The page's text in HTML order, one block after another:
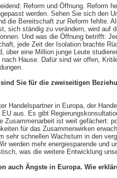
Reform und Öffnung. Reform
werden. Sehen Sie sich den
die Bereitschaft zur Reform fehlte.
sich ständig zu verändern, wird auf
Und was die Öffnung betrifft:
jede Zeit der Isolation brachte
über eine Million junge Leute
Hause. Dafür sind wir offen,
Sie für die zweiseitigen
Handelspartner in Europa, der
aus. Es gibt
Zusammenarbeit ist weit gefächert:
für das Zusammenwirken
sehr schnellen Wachstum in den
werden mehr energiesparende und
was die weitere Entwicklung
auch Ängste in Europa. Wie